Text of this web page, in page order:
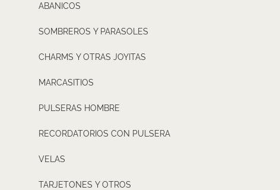
ABANICOS
SOMBREROS Y PARASOLES
CHARMS Y OTRAS JOYITAS
MARCASITIOS
PULSERAS HOMBRE
RECORDATORIOS CON PULSERA
VELAS
TARJETONES Y OTROS